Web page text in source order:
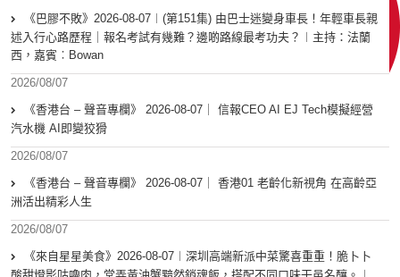
《巴膠不敗》2026-08-07︱(第151集) 由巴士迷變身車長！年輕車長親
述入行心路歷程｜報名考試有幾難？邊啲路線最考功夫？︱主持：法蘭
西，嘉賓︰Bowan
2026/08/07
《香港台 – 聲音專欄》 2026-08-07｜ 信報CEO AI EJ Tech模擬經營
汽水機 AI即變狡猾
2026/08/07
《香港台 – 聲音專欄》 2026-08-07｜ 香港01 老齡化新視角 在高齡亞
洲活出精彩人生
2026/08/07
《來自星星美食》2026-08-07︱深圳高端新派中菜驚喜重重！脆卜卜